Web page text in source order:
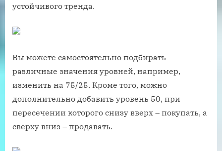
устойчивого тренда.
Вы можете самостоятельно подбирать
различные значения уровней, например,
изменить на 75/25. Кроме того, можно
дополнительно добавить уровень 50, при
пересечении которого снизу вверх – покупать, а
сверху вниз – продавать.